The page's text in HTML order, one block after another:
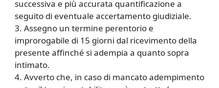
successiva e più accurata quantificazione a
seguito di eventuale accertamento giudiziale.
3. Assegno un termine perentorio e
improrogabile di 15 giorni dal ricevimento della
presente affinché si adempia a quanto sopra
intimato.
4. Avverto che, in caso di mancato adempimento